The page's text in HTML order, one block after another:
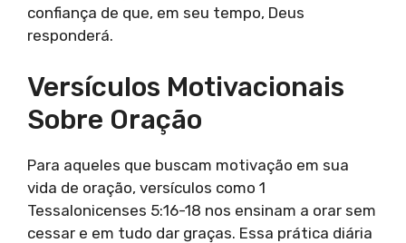
confiança de que, em seu tempo, Deus
responderá.
Versículos Motivacionais
Sobre Oração
Para aqueles que buscam motivação em sua
vida de oração, versículos como 1
Tessalonicenses 5:16-18 nos ensinam a orar sem
cessar e em tudo dar graças. Essa prática diária